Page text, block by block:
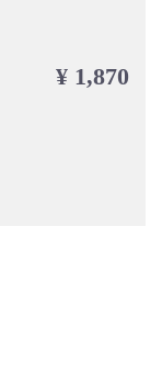
¥ 1,870